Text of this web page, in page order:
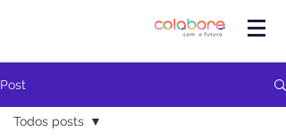
Post
Todos posts